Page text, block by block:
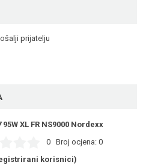
prijatelju
XL FR NS9000 Nordexx
0 Broj ocjena: 0
korisnici)